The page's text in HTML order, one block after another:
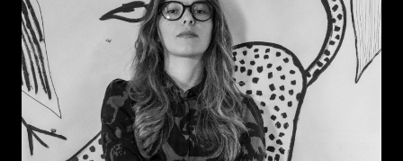
Inscribir
Boletería